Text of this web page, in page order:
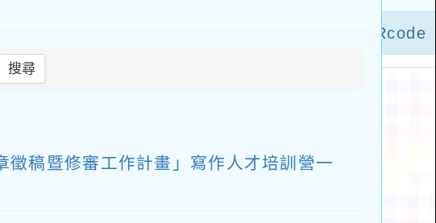
搜尋
稿暨修審工作計畫」寫作人才培訓營一